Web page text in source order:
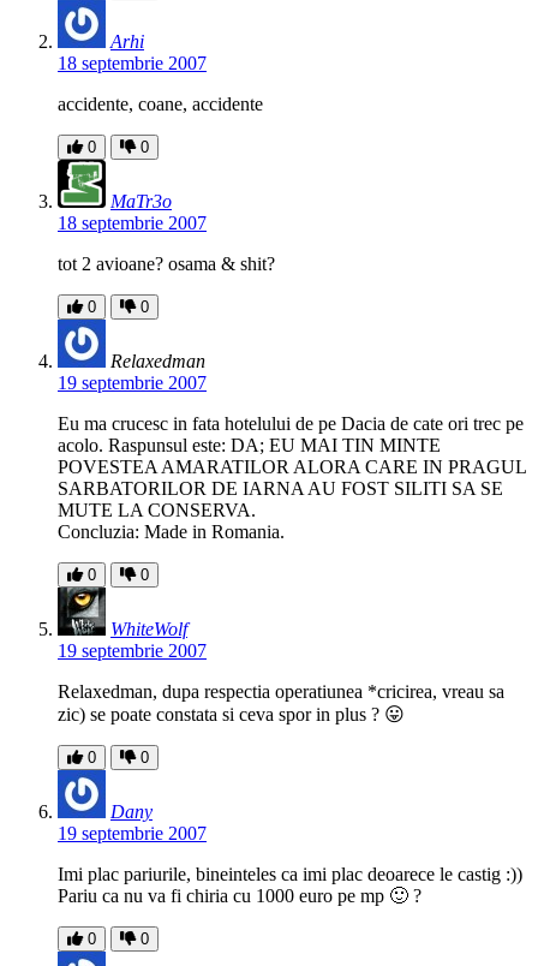
Arhi
18 septembrie 2007
accidente, coane, accidente
0 0
MaTr3o
18 septembrie 2007
tot 2 avioane? osama & shit?
0 0
Relaxedman
19 septembrie 2007
Eu ma crucesc in fata hotelului de pe Dacia de cate ori trec pe
acolo. Raspunsul este: DA; EU MAI TIN MINTE
POVESTEA AMARATILOR ALORA CARE IN PRAGUL
SARBATORILOR DE IARNA AU FOST SILITI SA SE
MUTE LA CONSERVA.
Concluzia: Made in Romania.
0 0
WhiteWolf
19 septembrie 2007
Relaxedman, dupa respectia operatiunea *cricirea, vreau sa
zic) se poate constata si ceva spor in plus ? 😛
0 0
Dany
19 septembrie 2007
Imi plac pariurile, bineinteles ca imi plac deoarece le castig :))
Pariu ca nu va fi chiria cu 1000 euro pe mp 🙂 ?
0 0